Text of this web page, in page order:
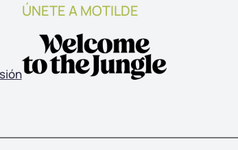
ÚNETE A MOTILDE